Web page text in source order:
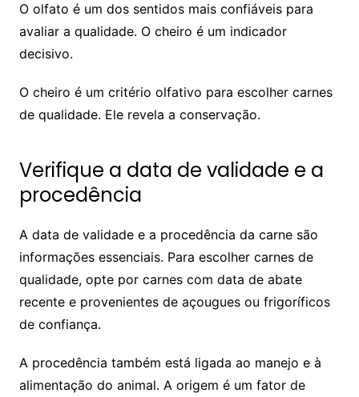
O olfato é um dos sentidos mais confiáveis para
avaliar a qualidade. O cheiro é um indicador
decisivo.
O cheiro é um critério olfativo para escolher carnes
de qualidade. Ele revela a conservação.
Verifique a data de validade e a
procedência
A data de validade e a procedência da carne são
informações essenciais. Para escolher carnes de
qualidade, opte por carnes com data de abate
recente e provenientes de açougues ou frigoríficos
de confiança.
A procedência também está ligada ao manejo e à
alimentação do animal. A origem é um fator de